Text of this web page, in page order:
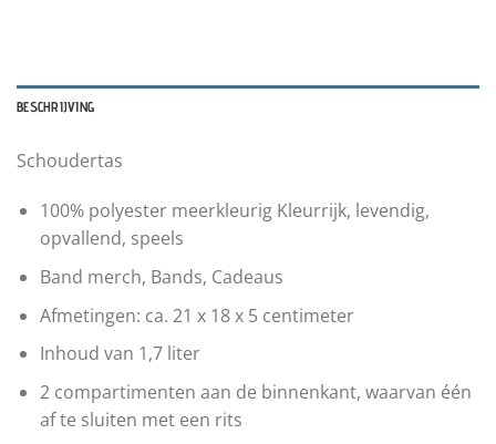
BESCHRIJVING
Schoudertas
100% polyester meerkleurig Kleurrijk, levendig,
opvallend, speels
Band merch, Bands, Cadeaus
Afmetingen: ca. 21 x 18 x 5 centimeter
Inhoud van 1,7 liter
2 compartimenten aan de binnenkant, waarvan één
af te sluiten met een rits